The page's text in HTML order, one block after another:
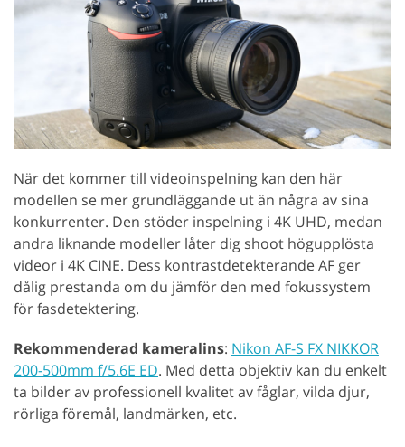
När det kommer till videoinspelning kan den här
modellen se mer grundläggande ut än några av sina
konkurrenter. Den stöder inspelning i 4K UHD, medan
andra liknande modeller låter dig shoot högupplösta
videor i 4K CINE. Dess kontrastdetekterande AF ger
dålig prestanda om du jämför den med fokussystem
för fasdetektering.
Rekommenderad kameralins: Nikon AF-S FX NIKKOR
200-500mm f/5.6E ED. Med detta objektiv kan du enkelt
ta bilder av professionell kvalitet av fåglar, vilda djur,
rörliga föremål, landmärken, etc.